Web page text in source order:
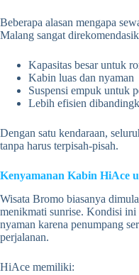
Beberapa alasan mengapa
Malang sangat
Kapasitas besar untuk
Kabin luas dan nyaman
Suspensi empuk untuk
Lebih efisien
Dengan satu kendaraan,
tanpa harus terpisah-pisah.
Kenyamanan Kabin HiAce
Wisata Bromo biasanya
menikmati sunrise. Kondisi ini
nyaman karena penumpang
perjalanan.
HiAce memiliki: